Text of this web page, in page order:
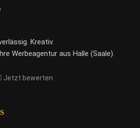
Kreativ.
Werbeagentur aus Halle (Saale).
Jetzt bewerten